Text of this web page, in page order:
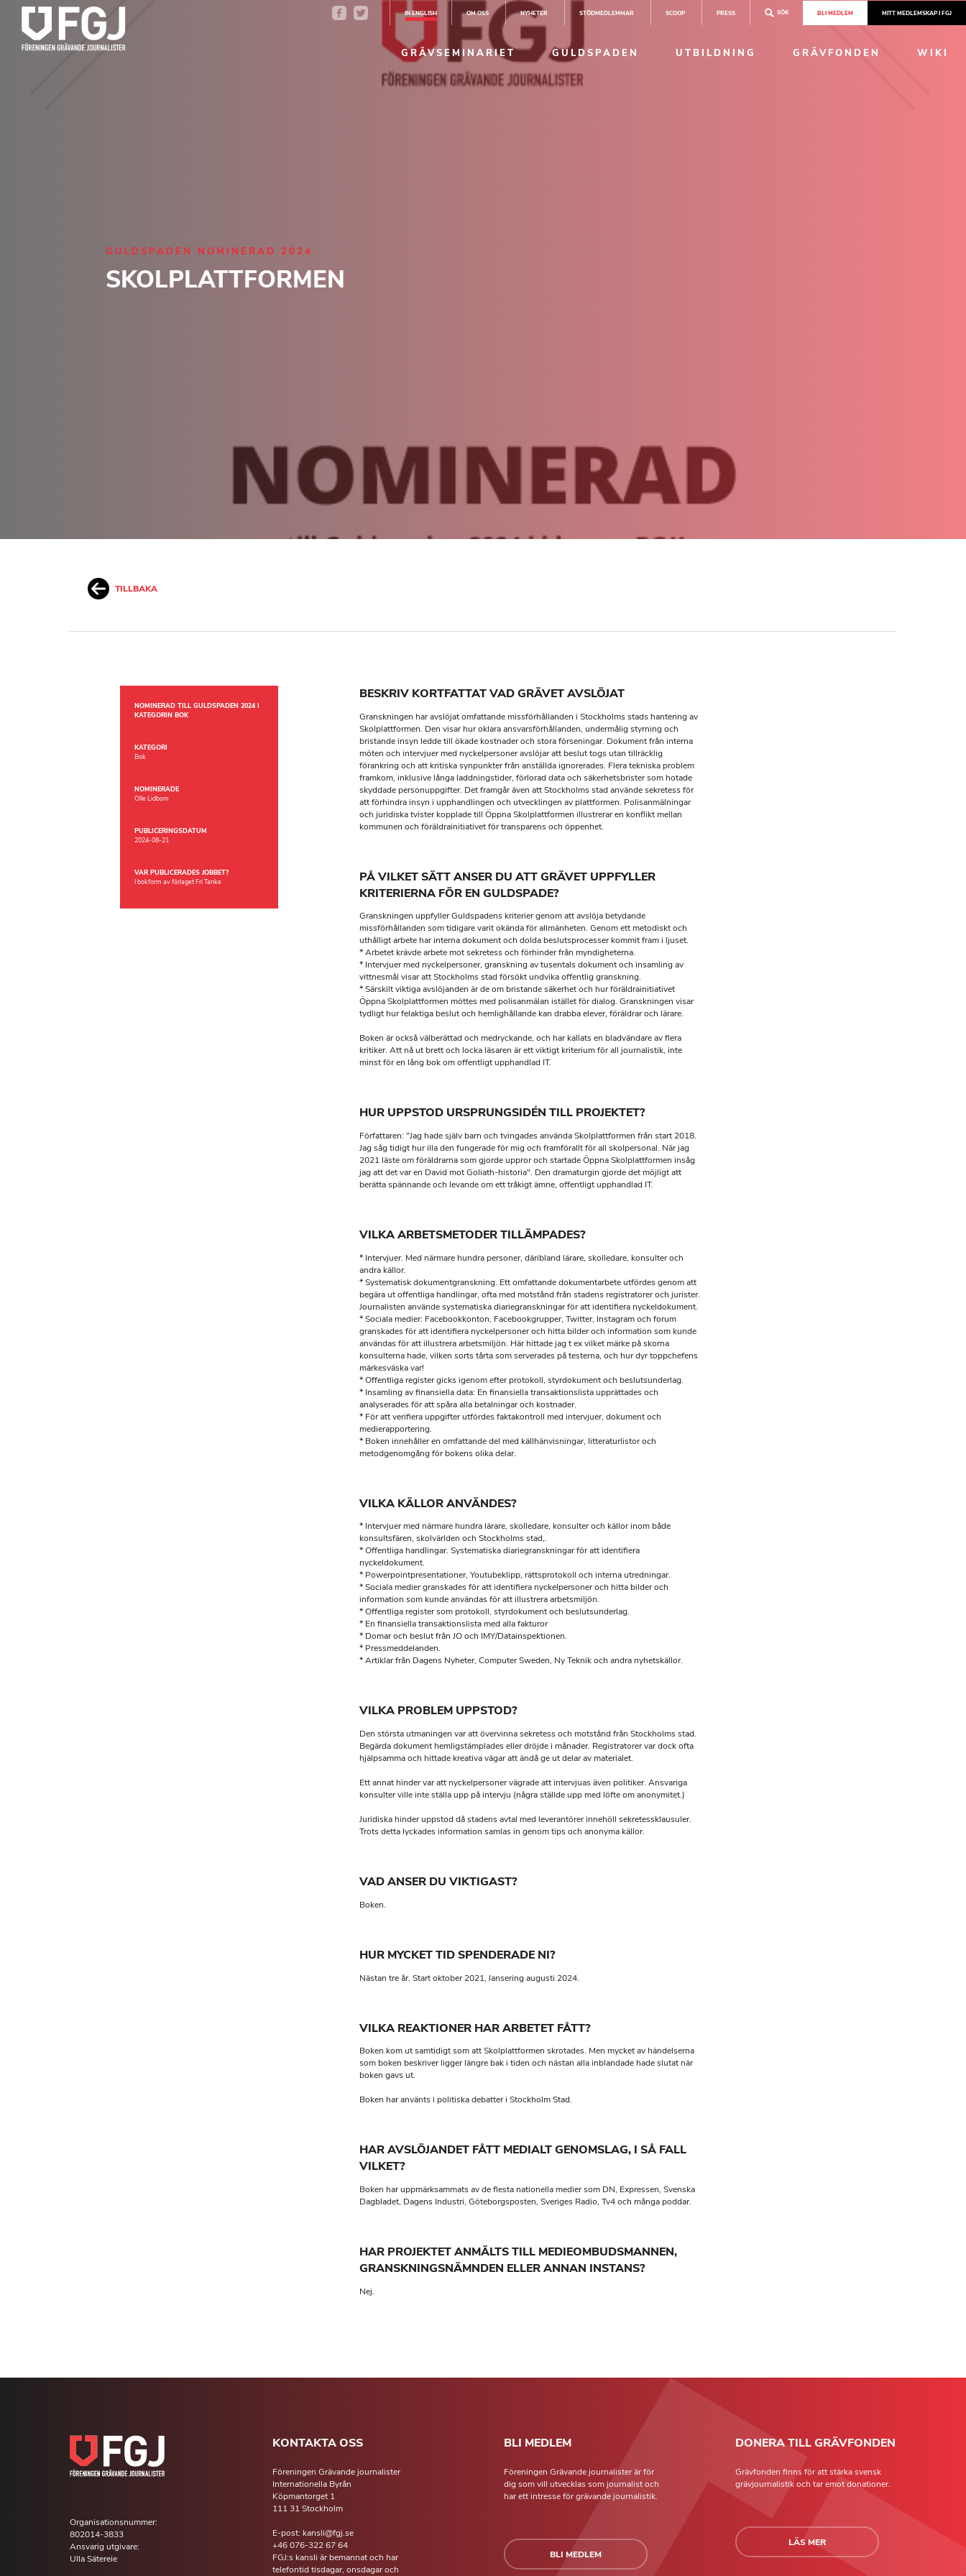
IN ENGLISH OM OSS NYHETER STÖDMEDLEMMAR SCOOP PRESS SÖK BLI MEDLEM MITT MEDLEMSKAP I FGJ
GRÄVSEMINARIET GULDSPADEN UTBILDNING GRÄVFONDEN WIKI
GULDSPADEN NOMINERAD 2024
SKOLPLATTFORMEN
TILLBAKA
NOMINERAD TILL GULDSPADEN 2024 I
KATEGORIN BOK
KATEGORI
Bok
NOMINERADE
Olle Lidbom
PUBLICERINGSDATUM
2024-08-21
VAR PUBLICERADES JOBBET?
I bokform av förlaget Fri Tanke
BESKRIV KORTFATTAT VAD GRÄVET AVSLÖJAT
Granskningen har avslöjat omfattande missförhållanden i Stockholms stads hantering av
Skolplattformen. Den visar hur oklara ansvarsförhållanden, undermålig styrning och
bristande insyn ledde till ökade kostnader och stora förseningar. Dokument från interna
möten och intervjuer med nyckelpersoner avslöjar att beslut togs utan tillräcklig
förankring och att kritiska synpunkter från anställda ignorerades. Flera tekniska problem
framkom, inklusive långa laddningstider, förlorad data och säkerhetsbrister som hotade
skyddade personuppgifter. Det framgår även att Stockholms stad använde sekretess för
att förhindra insyn i upphandlingen och utvecklingen av plattformen. Polisanmälningar
och juridiska tvister kopplade till Öppna Skolplattformen illustrerar en konflikt mellan
kommunen och föräldrainitiativet för transparens och öppenhet.
PÅ VILKET SÄTT ANSER DU ATT GRÄVET UPPFYLLER
KRITERIERNA FÖR EN GULDSPADE?
Granskningen uppfyller Guldspadens kriterier genom att avslöja betydande
missförhållanden som tidigare varit okända för allmänheten. Genom ett metodiskt och
uthålligt arbete har interna dokument och dolda beslutsprocesser kommit fram i ljuset.
* Arbetet krävde arbete mot sekretess och förhinder från myndigheterna.
* Intervjuer med nyckelpersoner, granskning av tusentals dokument och insamling av
vittnesmål visar att Stockholms stad försökt undvika offentlig granskning.
* Särskilt viktiga avslöjanden är de om bristande säkerhet och hur föräldrainitiativet
Öppna Skolplattformen möttes med polisanmälan istället för dialog. Granskningen visar
tydligt hur felaktiga beslut och hemlighållande kan drabba elever, föräldrar och lärare.
Boken är också välberättad och medryckande, och har kallats en bladvändare av flera
kritiker. Att nå ut brett och locka läsaren är ett viktigt kriterium för all journalistik, inte
minst för en lång bok om offentligt upphandlad IT.
HUR UPPSTOD URSPRUNGSIDÉN TILL PROJEKTET?
Författaren: "Jag hade själv barn och tvingades använda Skolplattformen från start 2018.
Jag såg tidigt hur illa den fungerade för mig och framförallt för all skolpersonal. När jag
2021 läste om föräldrarna som gjorde uppror och startade Öppna Skolplattformen insåg
jag att det var en David mot Goliath-historia". Den dramaturgin gjorde det möjligt att
berätta spännande och levande om ett tråkigt ämne, offentligt upphandlad IT.
VILKA ARBETSMETODER TILLÄMPADES?
* Intervjuer. Med närmare hundra personer, däribland lärare, skolledare, konsulter och
andra källor.
* Systematisk dokumentgranskning. Ett omfattande dokumentarbete utfördes genom att
begära ut offentliga handlingar, ofta med motstånd från stadens registratorer och jurister.
Journalisten använde systematiska diariegranskningar för att identifiera nyckeldokument.
* Sociala medier: Facebookkonton, Facebookgrupper, Twitter, Instagram och forum
granskades för att identifiera nyckelpersoner och hitta bilder och information som kunde
användas för att illustrera arbetsmiljön. Här hittade jag t ex vilket märke på skorna
konsulterna hade, vilken sorts tårta som serverades på testerna, och hur dyr toppchefens
märkesväska var!
* Offentliga register gicks igenom efter protokoll, styrdokument och beslutsunderlag.
* Insamling av finansiella data: En finansiella transaktionslista upprättades och
analyserades för att spåra alla betalningar och kostnader.
* För att verifiera uppgifter utfördes faktakontroll med intervjuer, dokument och
medierapportering.
* Boken innehåller en omfattande del med källhänvisningar, litteraturlistor och
metodgenomgång för bokens olika delar.
VILKA KÄLLOR ANVÄNDES?
* Intervjuer med närmare hundra lärare, skolledare, konsulter och källor inom både
konsultsfären, skolvärlden och Stockholms stad,.
* Offentliga handlingar. Systematiska diariegranskningar för att identifiera
nyckeldokument.
* Powerpointpresentationer, Youtubeklipp, rättsprotokoll och interna utredningar.
* Sociala medier granskades för att identifiera nyckelpersoner och hitta bilder och
information som kunde användas för att illustrera arbetsmiljön.
* Offentliga register som protokoll, styrdokument och beslutsunderlag.
* En finansiella transaktionslista med alla fakturor
* Domar och beslut från JO och IMY/Datainspektionen.
* Pressmeddelanden.
* Artiklar från Dagens Nyheter, Computer Sweden, Ny Teknik och andra nyhetskällor.
VILKA PROBLEM UPPSTOD?
Den största utmaningen var att övervinna sekretess och motstånd från Stockholms stad.
Begärda dokument hemligstämplades eller dröjde i månader. Registratorer var dock ofta
hjälpsamma och hittade kreativa vägar att ändå ge ut delar av materialet.
Ett annat hinder var att nyckelpersoner vägrade att intervjuas även politiker. Ansvariga
konsulter ville inte ställa upp på intervju (några ställde upp med löfte om anonymitet.)
Juridiska hinder uppstod då stadens avtal med leverantörer innehöll sekretessklausuler.
Trots detta lyckades information samlas in genom tips och anonyma källor.
VAD ANSER DU VIKTIGAST?
Boken.
HUR MYCKET TID SPENDERADE NI?
Nästan tre år. Start oktober 2021, lansering augusti 2024.
VILKA REAKTIONER HAR ARBETET FÅTT?
Boken kom ut samtidigt som att Skolplattformen skrotades. Men mycket av händelserna
som boken beskriver ligger längre bak i tiden och nästan alla inblandade hade slutat när
boken gavs ut.
Boken har använts i politiska debatter i Stockholm Stad.
HAR AVSLÖJANDET FÅTT MEDIALT GENOMSLAG, I SÅ FALL
VILKET?
Boken har uppmärksammats av de flesta nationella medier som DN, Expressen, Svenska
Dagbladet, Dagens Industri, Göteborgsposten, Sveriges Radio, Tv4 och många poddar.
HAR PROJEKTET ANMÄLTS TILL MEDIEOMBUDSMANNEN,
GRANSKNINGSNÄMNDEN ELLER ANNAN INSTANS?
Nej.
Organisationsnummer:
802014-3833
Ansvarig utgivare:
Ulla Sätereie
KONTAKTA OSS
Föreningen Grävande journalister
Internationella Byrån
Köpmantorget 1
111 31 Stockholm
E-post: kansli@fgj.se
+46 076-322 67 64
FGJ:s kansli är bemannat och har
telefontid tisdagar, onsdagar och
BLI MEDLEM
Föreningen Grävande journalister är för
dig som vill utvecklas som journalist och
har ett intresse för grävande journalistik.
BLI MEDLEM
DONERA TILL GRÄVFONDEN
Grävfonden finns för att stärka svensk
grävjournalistik och tar emot donationer.
LÄS MER